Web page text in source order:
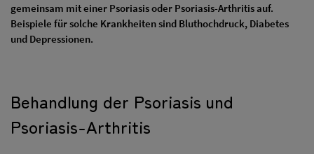
gemeinsam mit einer Psoriasis oder Psoriasis-Arthritis auf.
Beispiele für solche Krankheiten sind Bluthochdruck, Diabetes
und Depressionen.
Behandlung der Psoriasis und
Psoriasis-Arthritis